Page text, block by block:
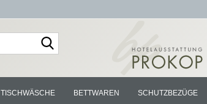
TISCHWÄSCHE BETTWAREN SCHUTZBEZÜGE